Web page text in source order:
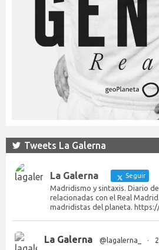
Tweets La Galerna
La Galerna Seguir
Madridismo y sintaxis. Diario
relacionadas con el Real
madridistas del planeta.
La Galerna @lagalerna_ ·